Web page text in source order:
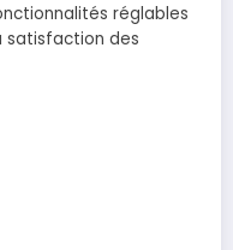
réglables
satisfaction des